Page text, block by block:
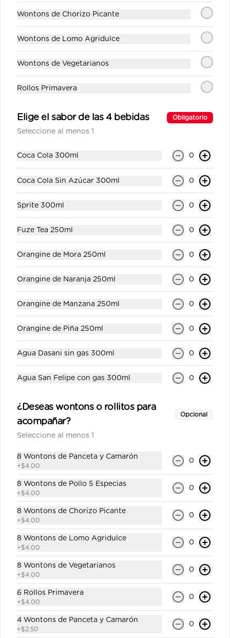
$4.00
La Bendición Negra Doble
Cerveza artesanal rubia.
$4.00
La Bendición Red Honey
Ale 330ml
Cerveza artesanal roja.
Orangine de Manzana
$1.00
Orangine de Mora 250ml
Orangine de Naranja 250ml
$1.00
Orangine de Piña 250ml
Gaseosa personal.
Wontons de Chorizo Picante
Wontons de Lomo Agridulce
Wontons de Vegetarianos
Rollos Primavera
Elige el sabor de las 4 bebidas Obligatorio
Seleccione al menos 1
Coca Cola 300ml 0
Coca Cola Sin Azúcar 300ml 0
Sprite 300ml 0
Fuze Tea 250ml 0
Orangine de Mora 250ml 0
Orangine de Naranja 250ml 0
Orangine de Manzana 250ml 0
Orangine de Piña 250ml 0
Agua Dasani sin gas 300ml 0
Agua San Felipe con gas 300ml 0
¿Deseas wontons o rollitos para
acompañar?
Opcional
Seleccione al menos 1
8 Wontons de Panceta y Camarón
+$4.00
0
8 Wontons de Pollo 5 Especias
+$4.00
0
8 Wontons de Chorizo Picante
+$4.00
0
8 Wontons de Lomo Agridulce
+$4.00
0
8 Wontons de Vegetarianos
+$4.00
0
6 Rollos Primavera
+$4.00
0
4 Wontons de Panceta y Camarón
+$2.50
0